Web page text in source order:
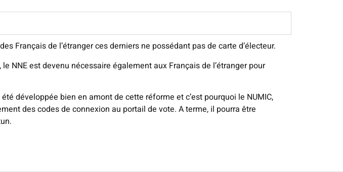
Français de l’étranger ces derniers ne possédant pas de carte d’électeur.
NNE est devenu nécessaire également aux Français de l’étranger pour
développée bien en amont de cette réforme et c’est pourquoi le NUMIC,
des codes de connexion au portail de vote. A terme, il pourra être